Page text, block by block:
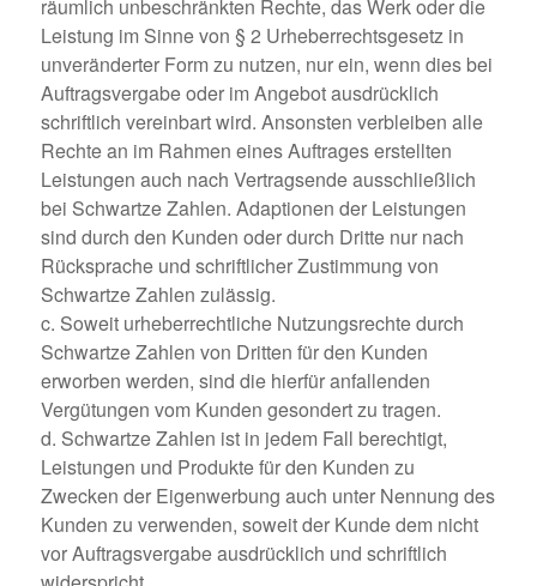
räumlich unbeschränkten Rechte, das Werk oder die
Leistung im Sinne von § 2 Urheberrechtsgesetz in
unveränderter Form zu nutzen, nur ein, wenn dies bei
Auftragsvergabe oder im Angebot ausdrücklich
schriftlich vereinbart wird. Ansonsten verbleiben alle
Rechte an im Rahmen eines Auftrages erstellten
Leistungen auch nach Vertragsende ausschließlich
bei Schwartze Zahlen. Adaptionen der Leistungen
sind durch den Kunden oder durch Dritte nur nach
Rücksprache und schriftlicher Zustimmung von
Schwartze Zahlen zulässig.
c. Soweit urheberrechtliche Nutzungsrechte durch
Schwartze Zahlen von Dritten für den Kunden
erworben werden, sind die hierfür anfallenden
Vergütungen vom Kunden gesondert zu tragen.
d. Schwartze Zahlen ist in jedem Fall berechtigt,
Leistungen und Produkte für den Kunden zu
Zwecken der Eigenwerbung auch unter Nennung des
Kunden zu verwenden, soweit der Kunde dem nicht
vor Auftragsvergabe ausdrücklich und schriftlich